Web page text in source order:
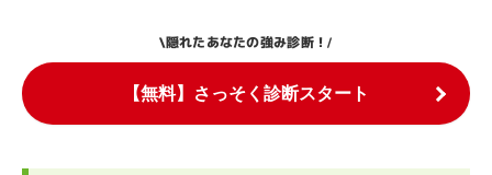
\隠れたあなたの強み診断！/
【無料】さっそく診断スタート